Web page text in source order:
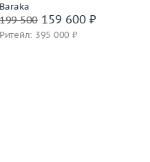
Baraka
199 500159 600 ₽
Ритейл: 395 000 ₽